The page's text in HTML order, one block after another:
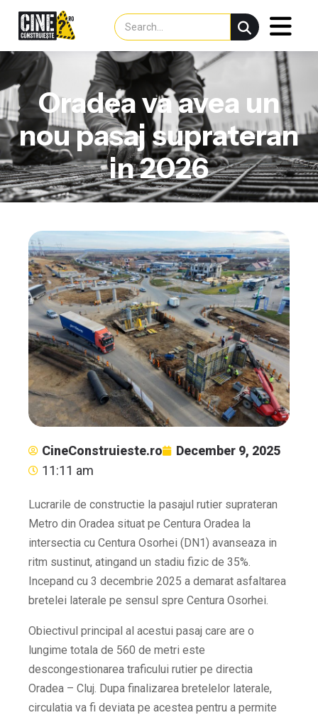
Oradea va avea un
nou pasaj suprateran
in 2026
CineConstruieste.ro
December 9, 2025
11:11 am
Lucrarile de constructie la pasajul rutier suprateran
Metro din Oradea situat pe Centura Oradea la
intersectia cu Centura Osorhei (DN1) avanseaza in
ritm sustinut, atingand un stadiu fizic de 35%.
Incepand cu 3 decembrie 2025 a demarat asfaltarea
bretelei laterale pe sensul spre Centura Osorhei.
Obiectivul principal al acestui pasaj care are o
lungime totala de 560 de metri este
descongestionarea traficului rutier pe directia
Oradea – Cluj. Dupa finalizarea bretelelor laterale,
circulatia va fi deviata pe acestea pentru a permite